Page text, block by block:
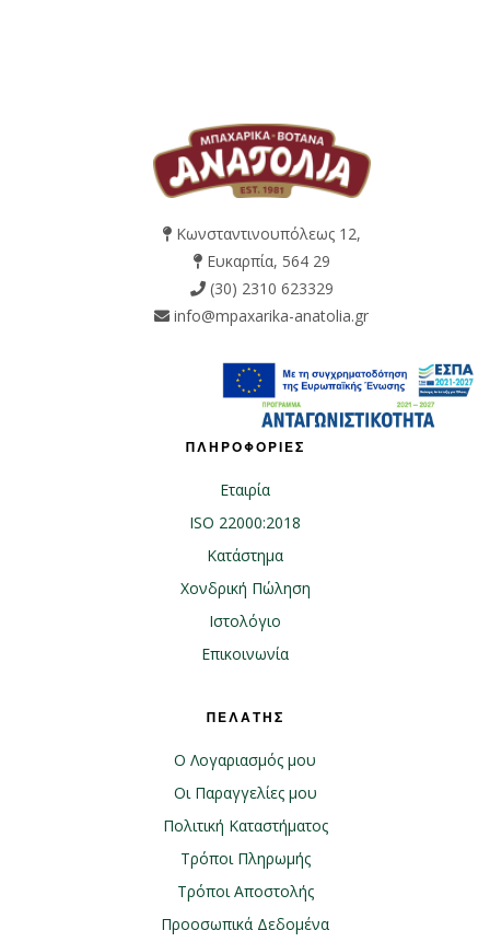
Κωνσταντινουπόλεως 12,
Ευκαρπία, 564 29
(30) 2310 623329
info@mpaxarika-anatolia.gr
ΠΛΗΡΟΦΟΡΙΕΣ
Εταιρία
ISO 22000:2018
Κατάστημα
Χονδρική Πώληση
Ιστολόγιο
Επικοινωνία
ΠΕΛΑΤΗΣ
Ο Λογαριασμός μου
Οι Παραγγελίες μου
Πολιτική Καταστήματος
Τρόποι Πληρωμής
Τρόποι Αποστολής
Προοσωπικά Δεδομένα